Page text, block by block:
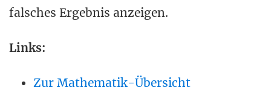
falsches Ergebnis anzeigen.
Links:
Zur Mathematik-Übersicht